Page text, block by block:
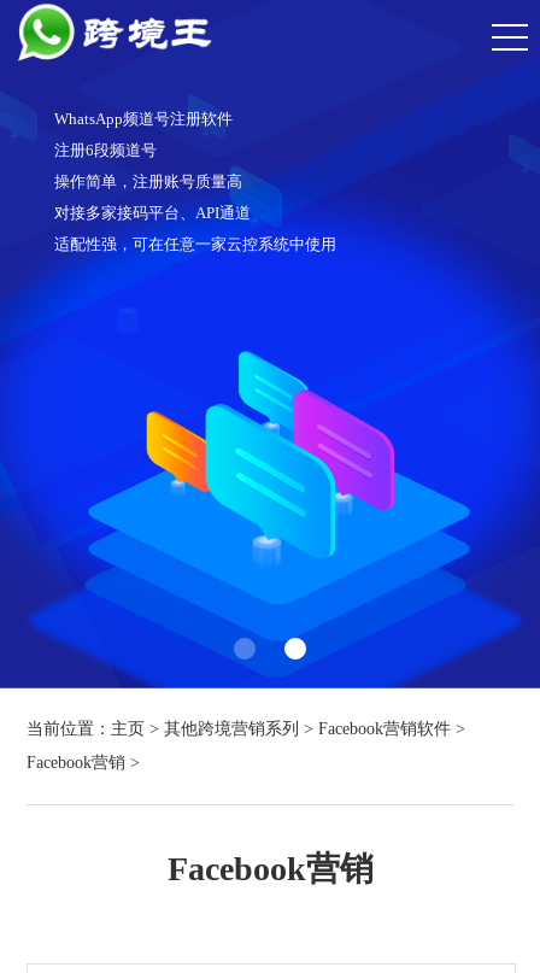
WhatsApp频道号注册软件
注册6段频道号
操作简单，注册账号质量高
对接多家接码平台、API通道
适配性强，可在任意一家云控系统中使用
当前位置： 主页 >其他跨境营销系列 >Facebook营销软件 >
Facebook营销 >
Facebook营销